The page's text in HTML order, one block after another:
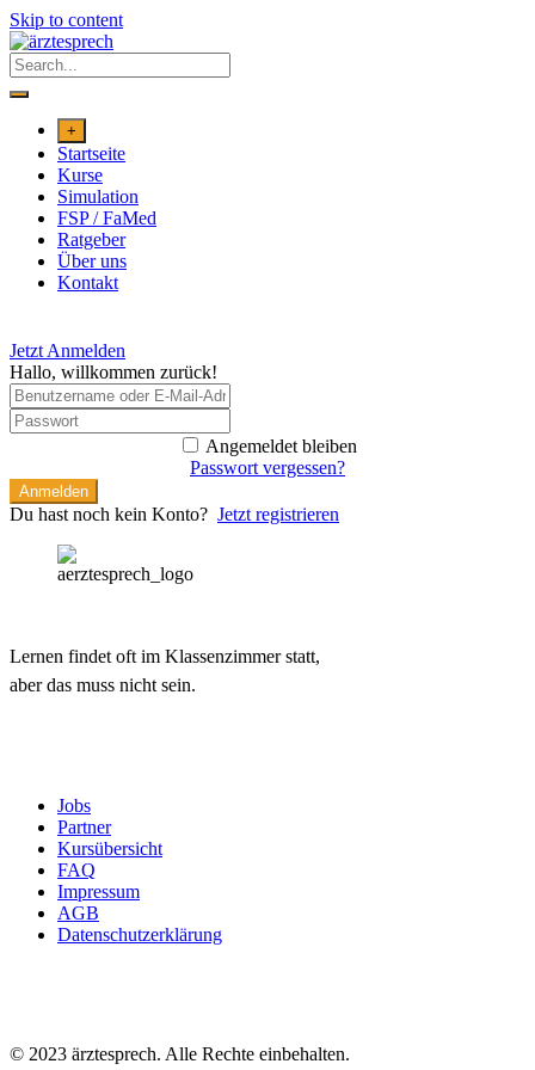
Skip to content
+
Startseite
Kurse
Simulation
FSP / FaMed
Ratgeber
Über uns
Kontakt
Jetzt Anmelden
Hallo, willkommen zurück!
Angemeldet bleiben
Passwort vergessen?
Anmelden
Du hast noch kein Konto? Jetzt registrieren
Lernen findet oft im Klassenzimmer statt,
aber das muss nicht sein.
Jobs
Partner
Kursübersicht
FAQ
Impressum
AGB
Datenschutzerklärung
© 2023 ärztesprech. Alle Rechte einbehalten.